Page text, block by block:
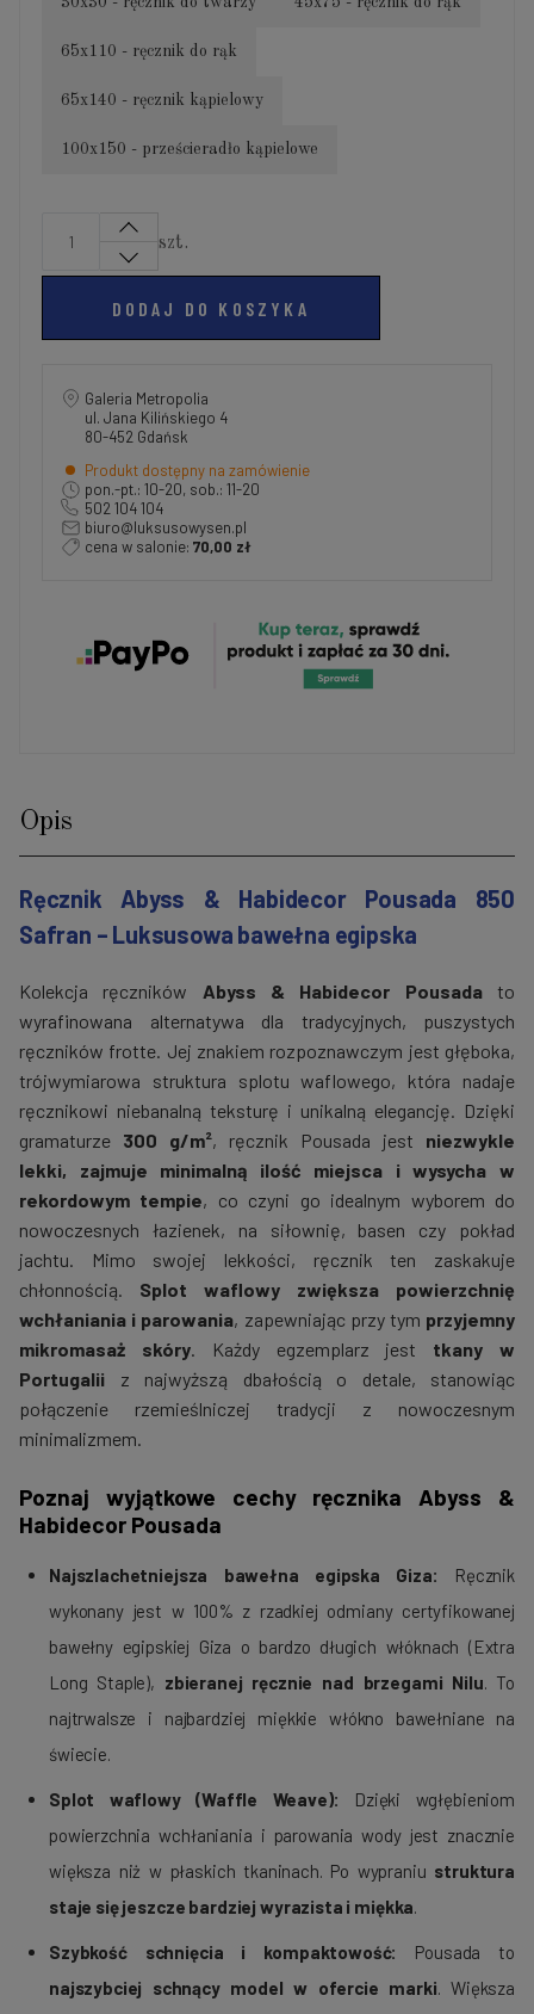
65x110 - ręcznik do rąk
65x140 - ręcznik kąpielowy
100x150 - prześcieradło kąpielowe
szt.
DODAJ DO KOSZYKA
Galeria Metropolia
ul. Jana Kilińskiego 4
80-452 Gdańsk
Produkt dostępny na zamówienie
pon.-pt.: 10-20, sob.: 11-20
502 104 104
biuro@luksusowysen.pl
cena w salonie: 70,00 zł
Opis
Ręcznik Abyss & Habidecor Pousada 850
Safran – Luksusowa bawełna egipska
Kolekcja ręczników Abyss & Habidecor Pousadato
wyrafinowana alternatywa dla tradycyjnych, puszystych
ręczników frotte. Jej znakiem rozpoznawczym jest głęboka,
trójwymiarowa struktura splotu waflowego, która nadaje
ręcznikowi niebanalną teksturę i unikalną elegancję. Dzięki
gramaturze 300 g/m², ręcznik Pousada jest niezwykle
lekki, zajmuje minimalną ilość miejsca i wysycha w
rekordowym tempie, co czyni go idealnym wyborem do
nowoczesnych łazienek, na siłownię, basen czy pokład
jachtu. Mimo swojej lekkości, ręcznik ten zaskakuje
chłonnością. Splot waflowy zwiększa powierzchnię
wchłaniania i parowania, zapewniając przy tym przyjemny
mikromasaż skóry. Każdy egzemplarz jest tkany w
Portugalii z najwyższą dbałością o detale, stanowiąc
połączenie rzemieślniczej tradycji z nowoczesnym
minimalizmem.
Poznaj wyjątkowe cechy ręcznika Abyss &
Habidecor Pousada
Najszlachetniejsza bawełna egipska Giza: Ręcznik
wykonany jest w 100% z rzadkiej odmiany certyfikowanej
bawełny egipskiej Giza o bardzo długich włóknach (Extra
Long Staple), zbieranej ręcznie nad brzegami Nilu. To
najtrwalsze i najbardziej miękkie włókno bawełniane na
świecie.
Splot waflowy (Waffle Weave): Dzięki wgłębieniom
powierzchnia wchłaniania i parowania wody jest znacznie
większa niż w płaskich tkaninach. Po wypraniu struktura
staje się jeszcze bardziej wyrazista i miękka.
Szybkość schnięcia i kompaktowość:
Pousada to
najszybciej schnący model w ofercie marki. Większa